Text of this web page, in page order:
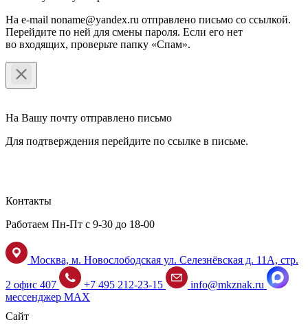
На e-mail noname@yandex.ru отправлено письмо со ссылкой.
Перейдите по ней для смены пароля. Если его нет
во входящих, проверьте папку «Спам».
На Вашу почту отправлено письмо
Для подтверждения перейдите по ссылке в письме.
Контакты
Работаем Пн-Пт с 9-30 до 18-00
Москва, м. Новослободская ул. Селезнёвская д. 11А, стр.
2 офис 407 +7 495 212-23-15
info@mkznak.ru
мессенджер MAX
Сайт